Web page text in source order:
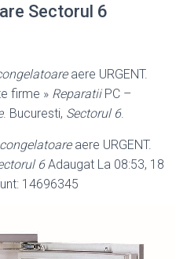
Sectorul 6
aere URGENT.
firme » ReparatiiPC –
. Bucuresti, Sectorul 6.
congelatoareaere URGENT.
6Adaugat La 08:53, 18
14696345